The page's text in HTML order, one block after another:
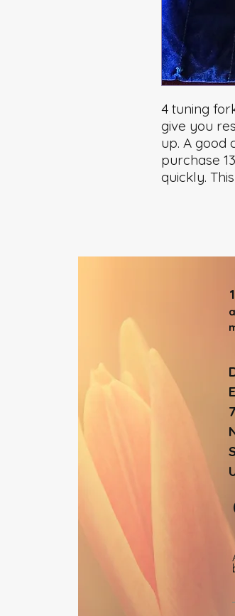
4 tuning
give you
up. A good
purchase
quickly.